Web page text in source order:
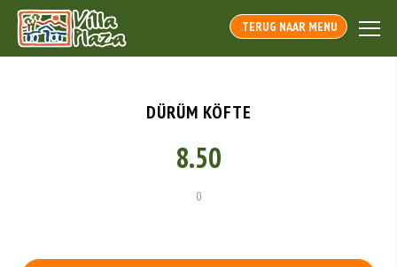
TERUG NAAR MENU
DÜRÜM KÖFTE
8.50
0